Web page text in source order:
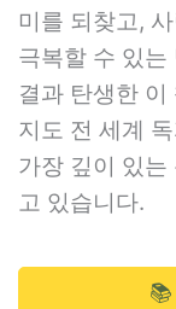
미를 되찾고,
극복할 수 있
결과 탄생한
지도 전 세계
가장 깊이 있
고 있습니다.